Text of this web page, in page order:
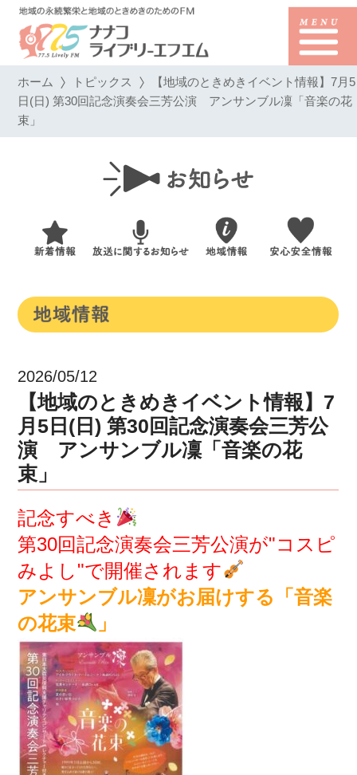
ホーム トピックス 【地域のときめきイベント情報】7月5
日(日) 第30回記念演奏会三芳公演 アンサンブル凜「音楽の花
束」
2026/05/12
【地域のときめきイベント情報】7
月5日(日) 第30回記念演奏会三芳公
演 アンサンブル凜「音楽の花
束」
記念すべき
第30回記念演奏会三芳公演が"コスピ
みよし"で開催されます
アンサンブル凜がお届けする「音楽
の花束 」